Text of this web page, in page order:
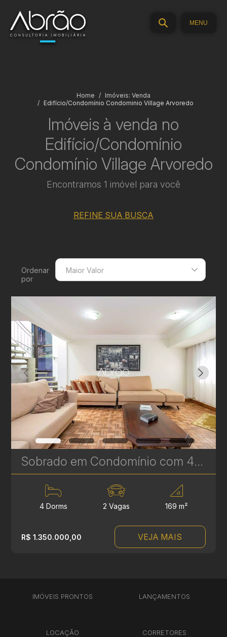
MENU
Home
Imóveis: Venda
Edifício/Condomínio Condominio Village Arvoredo
Imóveis à venda no
Edifício/Condomínio
Condomínio Village Arvoredo
Encontramos 1 imóvel para você
REFINE SUA BUSCA
Ordenar
por
Maior Valor
Menor Área
Maior Área
Recentes
Sobrado em Condomínio com 4 Quartos e 2 Suítes à Venda no Pilarzinho – 169 m² | Ref 355
4 Dorms 2 Vagas 169 m²
R$ 1.350.000,00 VEJA MAIS
IMÓVEIS PRONTOS LANÇAMENTOS
LOCAÇÃO CORRETORES